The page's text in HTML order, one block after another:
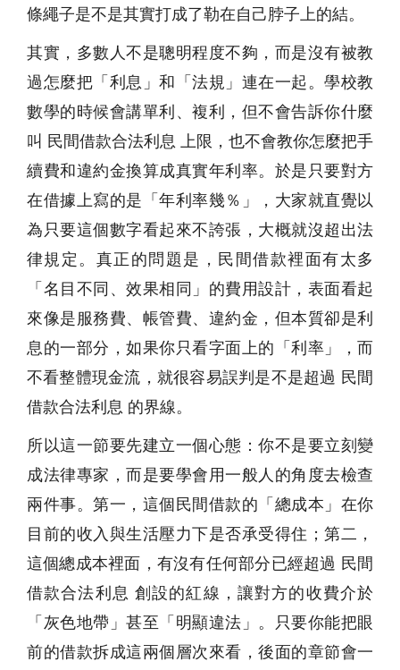
條繩子是不是其實打成了勒在自己脖子上的結。
其實，多數人不是聰明程度不夠，而是沒有被教
過怎麼把「利息」和「法規」連在一起。學校教
數學的時候會講單利、複利，但不會告訴你什麼
叫 民間借款合法利息 上限，也不會教你怎麼把手
續費和違約金換算成真實年利率。於是只要對方
在借據上寫的是「年利率幾％」，大家就直覺以
為只要這個數字看起來不誇張，大概就沒超出法
律規定。真正的問題是，民間借款裡面有太多
「名目不同、效果相同」的費用設計，表面看起
來像是服務費、帳管費、違約金，但本質卻是利
息的一部分，如果你只看字面上的「利率」，而
不看整體現金流，就很容易誤判是不是超過 民間
借款合法利息 的界線。
所以這一節要先建立一個心態：你不是要立刻變
成法律專家，而是要學會用一般人的角度去檢查
兩件事。第一，這個民間借款的「總成本」在你
目前的收入與生活壓力下是否承受得住；第二，
這個總成本裡面，有沒有任何部分已經超過 民間
借款合法利息 創設的紅線，讓對方的收費介於
「灰色地帶」甚至「明顯違法」。只要你能把眼
前的借款拆成這兩個層次來看，後面的章節會一